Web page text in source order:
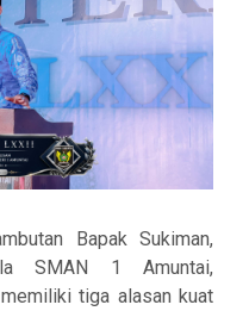
Bapak Sukiman,
SMAN 1 Amuntai,
memilikitiga alasan kuat